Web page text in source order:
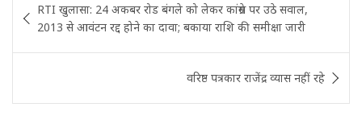
navigation
RTI खुलासा: 24 अकबर रोड बंगले को लेकर कांग्रेस पर उठे सवाल,
2013 से आवंटन रद्द होने का दावा; बकाया राशि की समीक्षा जारी
वरिष्ठ पत्रकार राजेंद्र व्यास नहीं रहे